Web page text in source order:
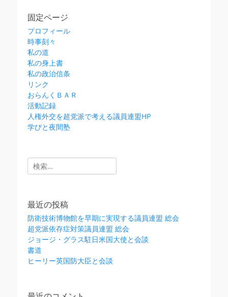
固定ページ
プロフィール
時事刻々
私の道
私の身上書
私の政治信条
リンク
おらんくＢＡＲ
活動記録
人権外交を超党派で考える議員連盟HP
学びと夜間塾
検
索:
最近の投稿
防衛技術博物館を早期に実現する議員連盟 総会
超党派依存症対策議員連盟 総会
ジョージ・グラス駐日米国大使と会談
書道
ヒーリー英国防大臣と会談